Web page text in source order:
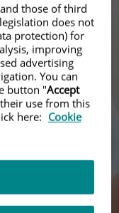
those of third
does not
protection) for
improving
advertising
You can
button "Accept
their use from this
here: Cookie